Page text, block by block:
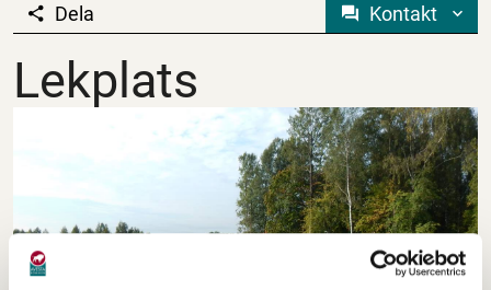
Lekplats
Dela Kontakt
Lekplats